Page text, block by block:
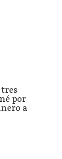
por
a